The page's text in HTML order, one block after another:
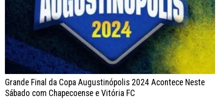
Grande Final da Copa Augustinópolis 2024 Acontece Neste
Sábado com Chapecoense e Vitória FC